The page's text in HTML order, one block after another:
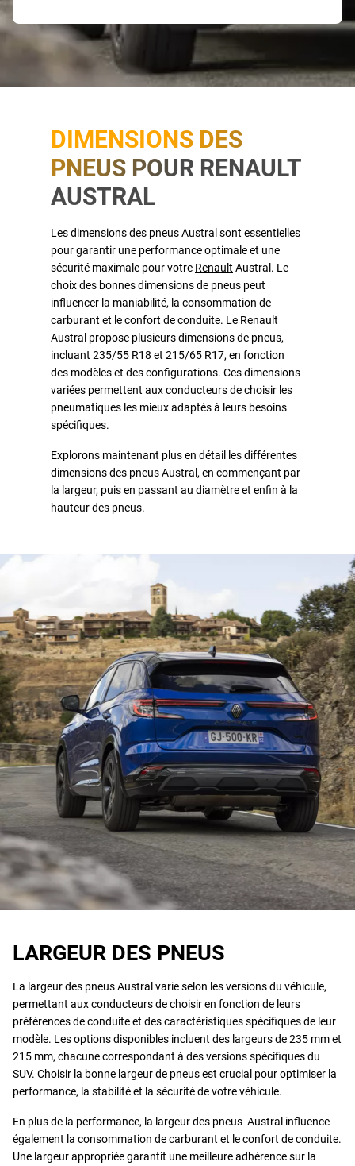
DIMENSIONS DES
PNEUS POUR RENAULT
AUSTRAL
Les dimensions des pneus Austral sont essentielles
pour garantir une performance optimale et une
sécurité maximale pour votre Renault Austral. Le
choix des bonnes dimensions de pneus peut
influencer la maniabilité, la consommation de
carburant et le confort de conduite. Le Renault
Austral propose plusieurs dimensions de pneus,
incluant 235/55 R18 et 215/65 R17, en fonction
des modèles et des configurations. Ces dimensions
variées permettent aux conducteurs de choisir les
pneumatiques les mieux adaptés à leurs besoins
spécifiques.
Explorons maintenant plus en détail les différentes
dimensions des pneus Austral, en commençant par
la largeur, puis en passant au diamètre et enfin à la
hauteur des pneus.
LARGEUR DES PNEUS
La largeur des pneus Austral varie selon les versions du véhicule,
permettant aux conducteurs de choisir en fonction de leurs
préférences de conduite et des caractéristiques spécifiques de leur
modèle. Les options disponibles incluent des largeurs de 235 mm et
215 mm, chacune correspondant à des versions spécifiques du
SUV. Choisir la bonne largeur de pneus est crucial pour optimiser la
performance, la stabilité et la sécurité de votre véhicule.
En plus de la performance, la largeur des pneus Austral influence
également la consommation de carburant et le confort de conduite.
Une largeur appropriée garantit une meilleure adhérence sur la